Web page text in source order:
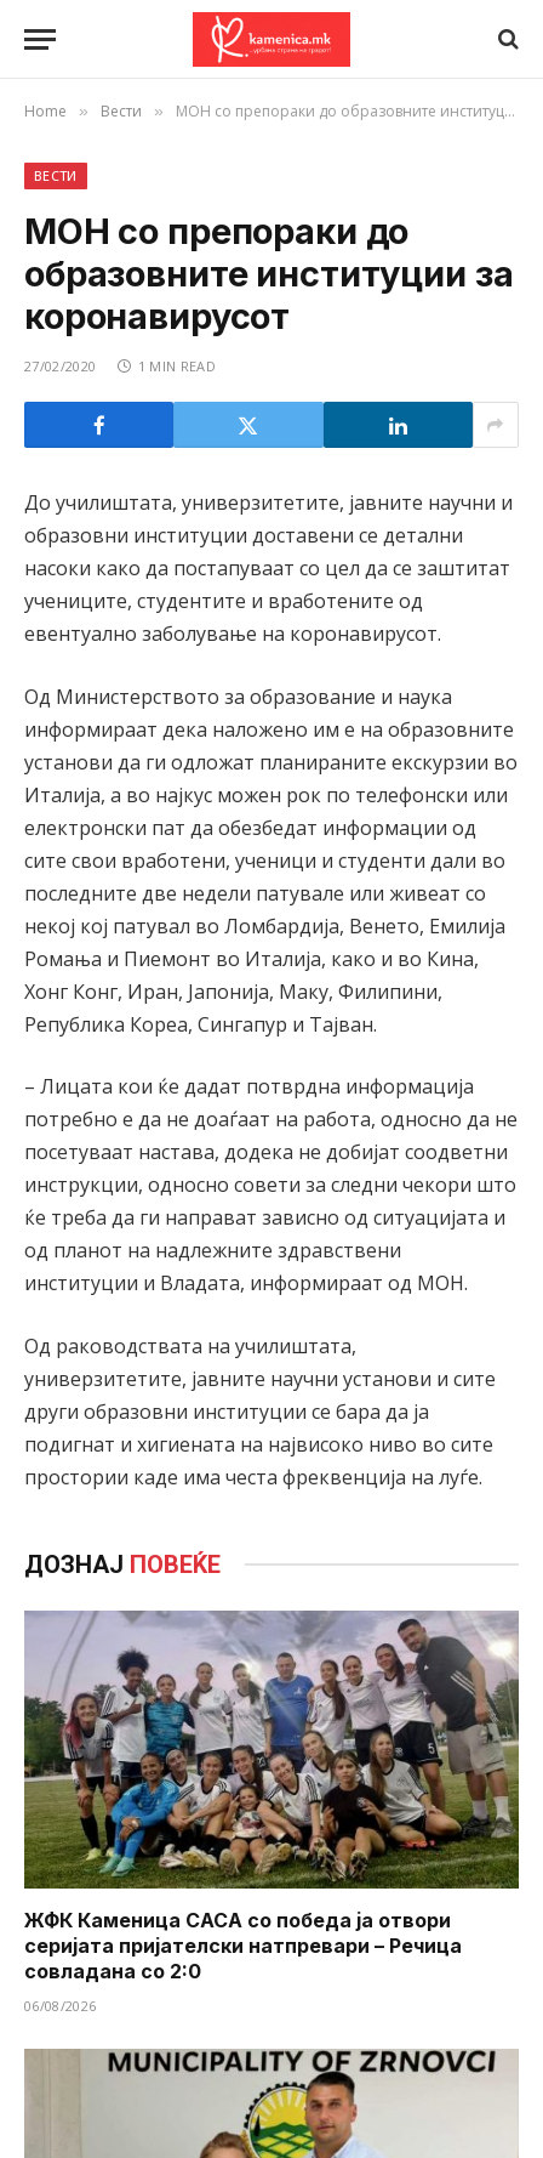
Home » Вести » МОН со препораки до образовните институции за коронавирусот
ВЕСТИ
МОН со препораки до
образовните институции за
коронавирусот
27/02/2020 1 MIN READ
До училиштата, универзитетите, јавните научни и
образовни институции доставени се детални
насоки како да постапуваат со цел да се заштитат
учениците, студентите и вработените од
евентуално заболување на коронавирусот.
Од Министерството за образование и наука
информираат дека наложено им е на образовните
установи да ги одложат планираните екскурзии во
Италија, а во најкус можен рок по телефонски или
електронски пат да обезбедат информации од
сите свои вработени, ученици и студенти дали во
последните две недели патувале или живеат со
некој кој патувал во Ломбардија, Венето, Емилија
Ромања и Пиемонт во Италија, како и во Кина,
Хонг Конг, Иран, Јапонија, Маку, Филипини,
Република Кореа, Сингапур и Тајван.
– Лицата кои ќе дадат потврдна информација
потребно е да не доаѓаат на работа, односно да не
посетуваат настава, додека не добијат соодветни
инструкции, односно совети за следни чекори што
ќе треба да ги направат зависно од ситуацијата и
од планот на надлежните здравствени
институции и Владата, информираат од МОН.
Од раководствата на училиштата,
универзитетите, јавните научни установи и сите
други образовни институции се бара да ја
подигнат и хигиената на највисоко ниво во сите
простории каде има честа фреквенција на луѓе.
ДОЗНАЈ ПОВЕЌЕ
ЖФК Каменица САСА со победа ја отвори
серијата пријателски натпревари – Речица
совладана со 2:0
06/08/2026